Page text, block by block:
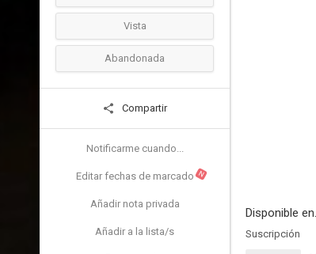
Vista
Abandonada
Compartir
Notificarme cuando...
Editar fechas de marcado N
Añadir nota privada
Añadir a la lista/s
Disponible
Suscripción